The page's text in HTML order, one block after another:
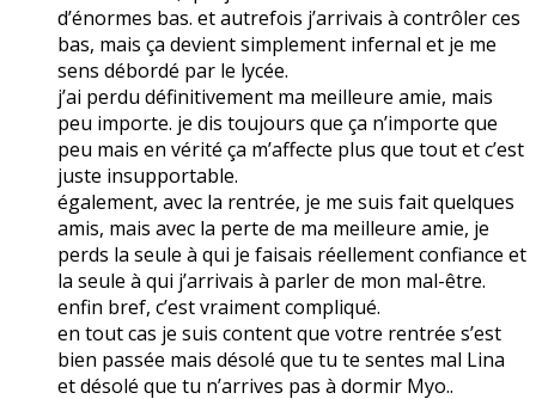
d’énormes bas. et autrefois j’arrivais à contrôler ces
bas, mais ça devient simplement infernal et je me
sens débordé par le lycée.
j’ai perdu définitivement ma meilleure amie, mais
peu importe. je dis toujours que ça n’importe que
peu mais en vérité ça m’affecte plus que tout et c’est
juste insupportable.
également, avec la rentrée, je me suis fait quelques
amis, mais avec la perte de ma meilleure amie, je
perds la seule à qui je faisais réellement confiance et
la seule à qui j’arrivais à parler de mon mal-être.
enfin bref, c’est vraiment compliqué.
en tout cas je suis content que votre rentrée s’est
bien passée mais désolé que tu te sentes mal Lina
et désolé que tu n’arrives pas à dormir Myo..